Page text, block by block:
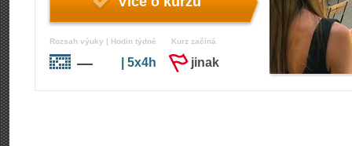
Rozsah výuky | Hodin týdně
— | 5x4h
Kurz začíná
jinak